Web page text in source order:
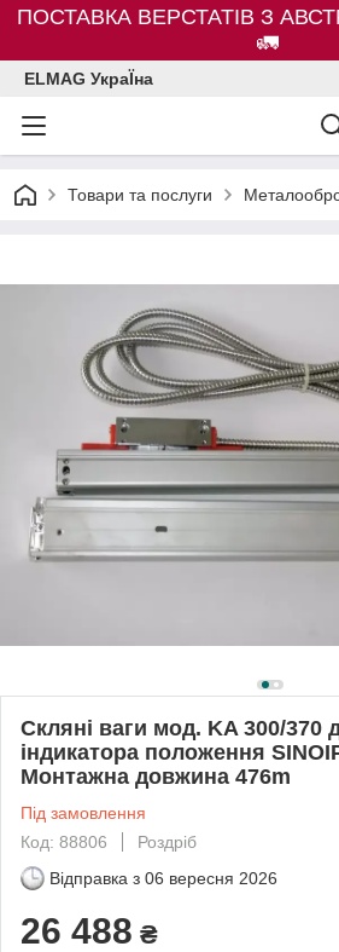
ПОСТАВКА ВЕРСТАТІВ З
🚛
ELMAG УкраЇна
Товари та послуги
Скляні ваги мод. KA 300/370
індикатора положення
Монтажна довжина 476m
Під замовлення
Код: 88806
Роздріб
Відправка з 06 вересня 2026
26 488 ₴